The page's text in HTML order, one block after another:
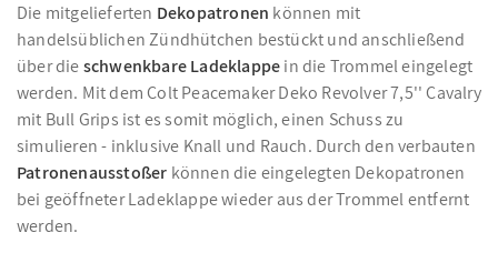
Die mitgelieferten Dekopatronen können mit
handelsüblichen Zündhütchen bestückt und anschließend
über dieschwenkbare Ladeklappein die Trommel eingelegt
werden. Mit dem Colt Peacemaker Deko Revolver 7,5'' Cavalry
mit Bull Grips ist es somit möglich, einen Schuss zu
simulieren - inklusive Knall und Rauch. Durch den verbauten
Patronenausstoßer können die eingelegten Dekopatronen
bei geöffneter Ladeklappe wieder aus der Trommel entfernt
werden.